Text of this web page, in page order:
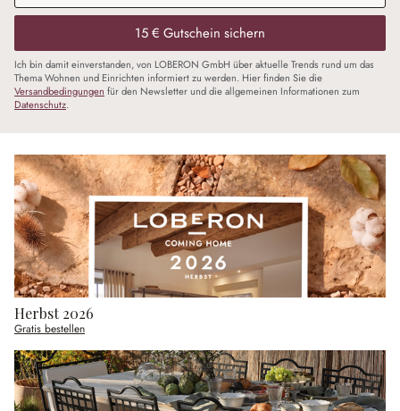
15 € Gutschein sichern
Ich bin damit einverstanden, von LOBERON GmbH über aktuelle Trends rund um das
Thema Wohnen und Einrichten informiert zu werden. Hier finden Sie die
Versandbedingungen für den Newsletter und die allgemeinen Informationen zum
Datenschutz.
Herbst 2026
Gratis bestellen